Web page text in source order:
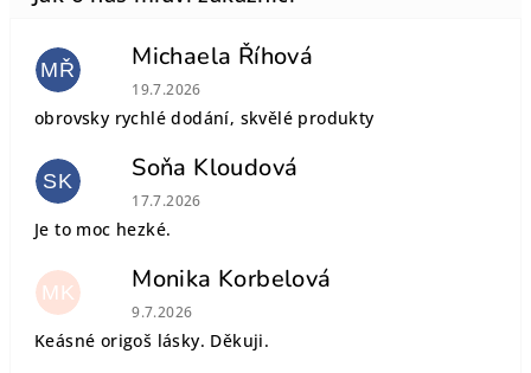
MŘ Michaela Říhová
Hodnocení obchodu je 5 z 5 hvězdiček.
19.7.2026
obrovsky rychlé dodání, skvělé produkty
SK Soňa Kloudová
Hodnocení obchodu je 5 z 5 hvězdiček.
17.7.2026
Je to moc hezké.
MK Monika Korbelová
Hodnocení obchodu je 5 z 5 hvězdiček.
9.7.2026
Keásné origoš lásky. Děkuji.